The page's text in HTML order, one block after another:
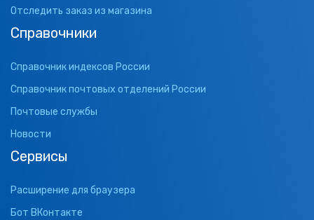
Отследить заказ из магазина
Справочники
Справочник индексов России
Справочник почтовых отделений России
Почтовые службы
Новости
Сервисы
Расширение для браузера
Бот ВКонтакте